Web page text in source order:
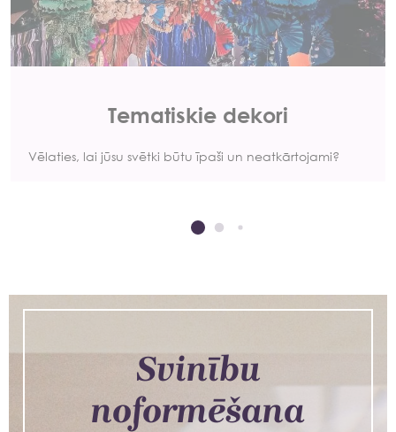
Tematiskie dekori
Vēlaties, lai jūsu svētki būtu īpaši un neatkārtojami?
Svinību
noformēšana